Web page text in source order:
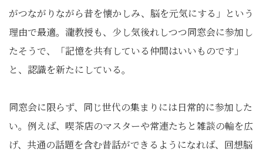
がつながりながら昔を懐かしみ、脳を元気にする」という
理由で最適。瀧教授も、少し気後れしつつ同窓会に参加し
たそうで、「記憶を共有している仲間はいいものです」
と、認識を新たにしている。
同窓会に限らず、同じ世代の集まりには日常的に参加した
い。例えば、喫茶店のマスターや常連たちと雑談の輪を広
げ、共通の話題を含む昔話ができるようになれば、回想脳